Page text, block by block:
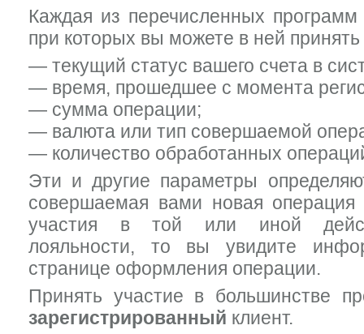
Каждая из перечисленных
при которых вы можете в ней принять
— текущий статус вашего счета в
— время, прошедшее с момента
— сумма операции;
— валюта или тип совершаемой
— количество обработанных
Эти и другие параметры
совершаемая вами новая операция
участия в той или иной
лояльности, то вы увидите
странице оформления операции.
Принять участие в большинстве
зарегистрированный клиент.